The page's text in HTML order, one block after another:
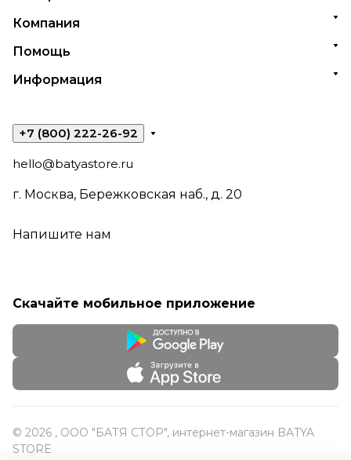
Компания
Помощь
Информация
+7 (800) 222-26-92
hello@batyastore.ru
г. Москва, Бережковская наб., д. 20
Напишите нам
Скачайте мобильное приложение
© 2026 , ООО "БАТЯ СТОР", интернет-магазин BATYA
STORE